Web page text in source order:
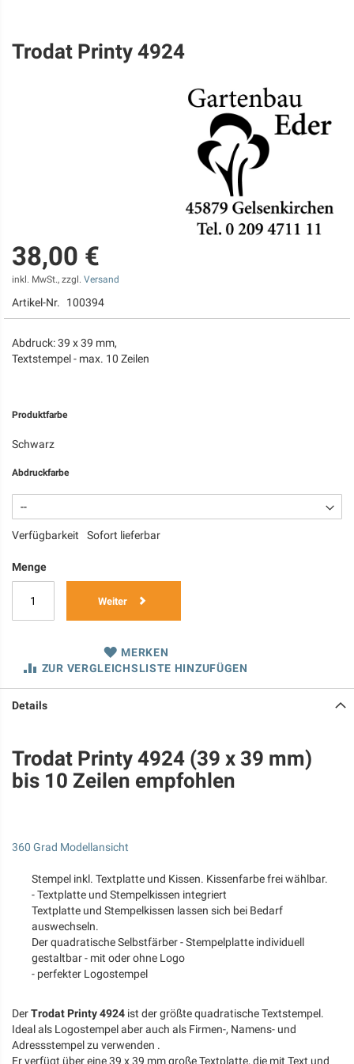
Zum
Anfang
Trodat Printy 4924
38,00 €
inkl. MwSt., zzgl. Versand
Artikel-Nr. 100394
Abdruck: 39 x 39 mm,
Textstempel - max. 10 Zeilen
Produktfarbe
Schwarz
Abdruckfarbe
Verfügbarkeit Sofort lieferbar
Menge
Weiter
MERKEN
ZUR VERGLEICHSLISTE HINZUFÜGEN
Details
Trodat Printy 4924 (39 x 39 mm)
bis 10 Zeilen empfohlen
360 Grad Modellansicht
Stempel inkl. Textplatte und Kissen. Kissenfarbe frei wählbar.
- Textplatte und Stempelkissen integriert
Textplatte und Stempelkissen lassen sich bei Bedarf
auswechseln.
Der quadratische Selbstfärber - Stempelplatte individuell
gestaltbar - mit oder ohne Logo
- perfekter Logostempel
DerTrodat Printy 4924 ist der größte quadratische Textstempel.
Ideal als Logostempel aber auch als Firmen-, Namens- und
Adressstempel zu verwenden .
Er verfügt über eine 39 x 39 mm große Textplatte, die mit Text und